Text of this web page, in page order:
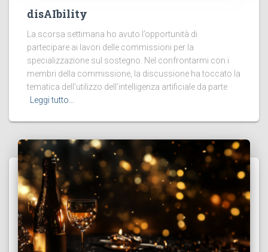
disAIbility
La scorsa settimana ho avuto l’opportunità di
partecipare ai lavori delle commissioni per la
specializzazione sul sostegno. Nel confrontarmi con i
membri della commissione, la discussione ha toccato la
tematica dell’utilizzo dell’intelligenza artificiale da parte
Leggi tutto…